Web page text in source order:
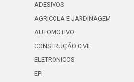
ADESIVOS
AGRICOLA E JARDINAGEM
AUTOMOTIVO
CONSTRUÇÃO CIVIL
ELETRONICOS
EPI